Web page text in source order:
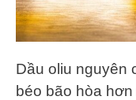
Dầu oliu nguyên
béo bão hòa